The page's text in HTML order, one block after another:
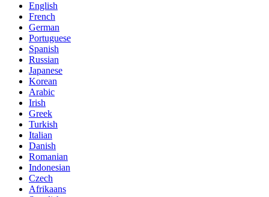
English
French
German
Portuguese
Spanish
Russian
Japanese
Korean
Arabic
Irish
Greek
Turkish
Italian
Danish
Romanian
Indonesian
Czech
Afrikaans